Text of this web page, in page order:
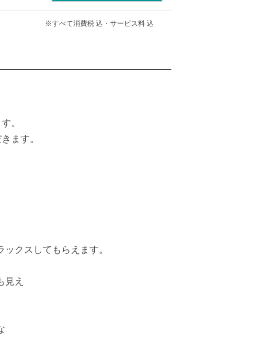
※すべて消費税 込・サービス料 込
。
ます。
クスしてもらえます。
見え